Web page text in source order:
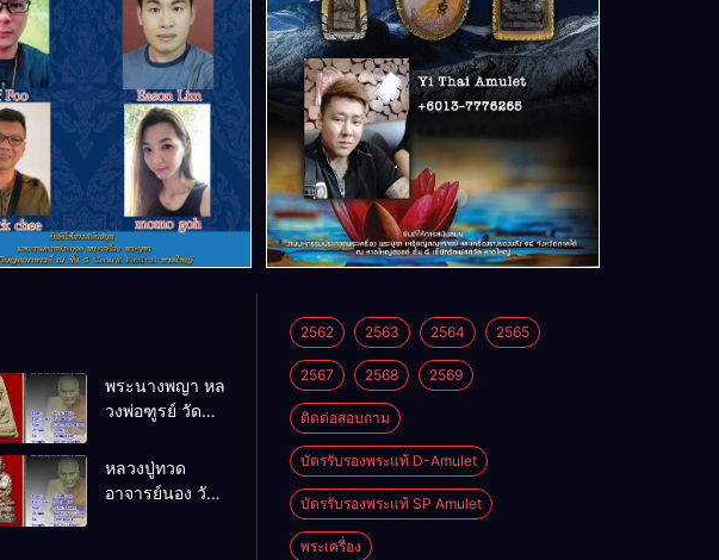
พระนางพญา หล
วงพ่อฑูรย์ วัด
พ.ศ.2512
หลวงปู่ทวด
อาจารย์นอง วัด
2562 2563 2564 2565
2567 2568 2569
ติดต่อสอบถาม
บัตรรับรองพระแท้ D-Amulet
บัตรรับรองพระแท้ SP Amulet
พระเครื่อง